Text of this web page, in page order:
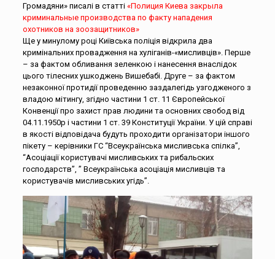
Громадяни» писалі в статті «Полиция Киева закрыла
криминальные производства по факту нападения
охотников на зоозащитников»
Ще у минулому році Київська поліція відкрила два
кримінальних провадження на хуліганів-«мисливців». Перше
– за фактом обливання зеленкою і нанесення внаслідок
цього тілесних ушкоджень Вишебабі. Друге – за фактом
незаконної протидії проведенню заздалегідь узгодженого з
владою мітингу, згідно частини 1 ст. 11 Європейської
Конвенції про захист прав людини та основних свобод від
04.11.1950р і частини 1 ст. 39 Конституції України. У цій справі
в якості відповідача будуть проходити організатори іншого
пікету – керівники ГС “Всеукраїнська мисливська спілка”,
“Асоціації користувачі мисливських та рибальских
господарств”, ” Всеукраїнська асоціація мисливців та
користувачів мисливських угідь”.